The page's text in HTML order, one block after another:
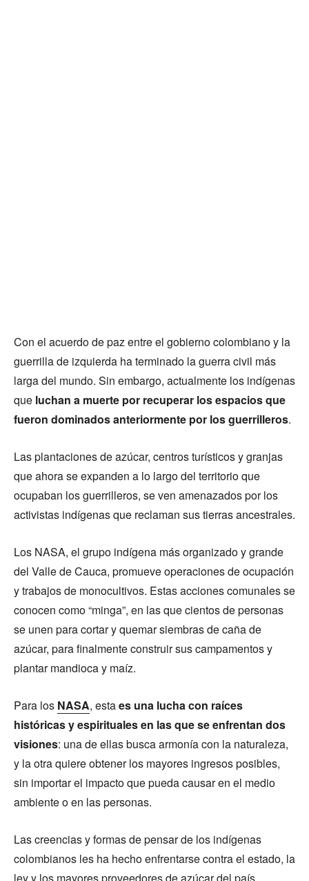
Con el acuerdo de paz entre el gobierno colombiano y la
guerrilla de izquierda ha terminado la guerra civil más
larga del mundo. Sin embargo, actualmente los indígenas
que luchan a muerte por recuperar los espacios que
fueron dominados anteriormente por los guerrilleros.
Las plantaciones de azúcar, centros turísticos y granjas
que ahora se expanden a lo largo del territorio que
ocupaban los guerrilleros, se ven amenazados por los
activistas indígenas que reclaman sus tierras ancestrales.
Los NASA, el grupo indígena más organizado y grande
del Valle de Cauca, promueve operaciones de ocupación
y trabajos de monocultivos. Estas acciones comunales se
conocen como “minga”, en las que cientos de personas
se unen para cortar y quemar siembras de caña de
azúcar, para finalmente construir sus campamentos y
plantar mandioca y maíz.
Para los NASA, estaes una lucha con raíces
históricas y espirituales en las que se enfrentan dos
visiones: una de ellas busca armonía con la naturaleza,
y la otra quiere obtener los mayores ingresos posibles,
sin importar el impacto que pueda causar en el medio
ambiente o en las personas.
Las creencias y formas de pensar de los indígenas
colombianos les ha hecho enfrentarse contra el estado, la
ley y los mayores proveedores de azúcar del país.